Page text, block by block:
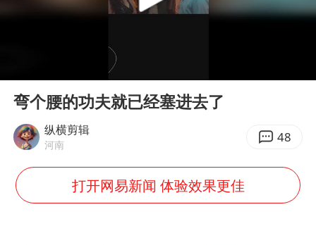
金饰克价大幅跳涨
关之琳否认与27岁模特的恋情
中国五箭齐发反制美国
韩国到底有多热
Play
弯个腰的功夫就已经塞进去了
纵横剪辑
河南 48
打开网易新闻 体验效果更佳